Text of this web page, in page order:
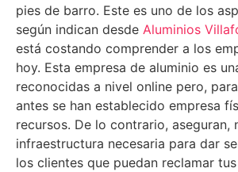
pies de barro. Este es uno de los
según indican desde Aluminios
está costando comprender a los
hoy. Esta empresa de aluminio es
reconocidas a nivel online pero,
antes se han establecido empresa
recursos. De lo contrario, aseguran,
infraestructura necesaria para dar
los clientes que puedan reclamar